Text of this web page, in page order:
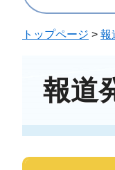
じ
トップページ > 報
報道